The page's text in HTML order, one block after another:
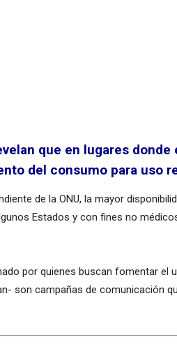
que en lugares
del consumo para uso
de la ONU, la mayor
Estados y con fines no
por quienes buscan fomentar el
son campañas de comunicación